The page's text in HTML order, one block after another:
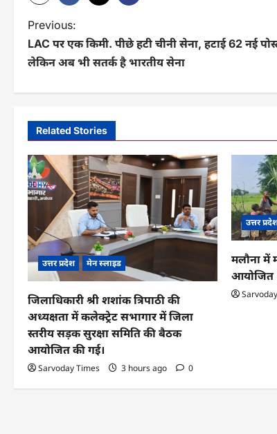
P
o
n
a
v
i
g
a
t
i
o
n
Previous:
LAC पर एक किमी. पीछे हटी चीनी सेना, हटाई 62 नई
लेकिन अब भी सतर्क है भारतीय सेना
Related Stories
उत्तर प्रदेश मेन स्लाइड
जिलाधिकारी श्री शशांक त्रिपाठी की
अध्यक्षता में कलेक्ट्रेट सभागार में जिला
स्तरीय सड़क सुरक्षा समिति की बैठक
आयोजित की गई।
Sarvoday Times 3 hours ago 0
उत्तर
मलौना में
आयोजित